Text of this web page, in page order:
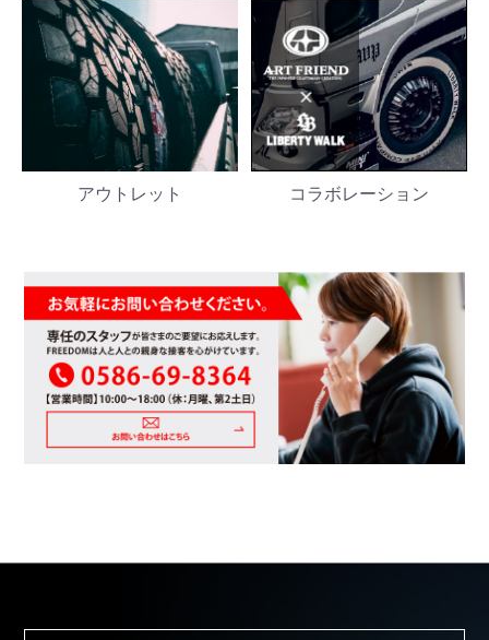
アウトレット コラボレーション